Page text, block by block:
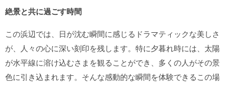
絶景と共に過ごす時間
この浜辺では、日が沈む瞬間に感じるドラマティックな美しさ
が、人々の心に深い刻印を残します。特に夕暮れ時には、太陽
が水平線に溶け込むさまを観ることができ、多くの人がその景
色に引き込まれます。そんな感動的な瞬間を体験できるこの場